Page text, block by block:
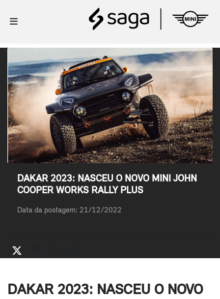
DAKAR 2023: NASCEU O NOVO MINI JOHN
COOPER WORKS RALLY PLUS
Data da postagem: 21/12/2022
DAKAR 2023: NASCEU O NOVO